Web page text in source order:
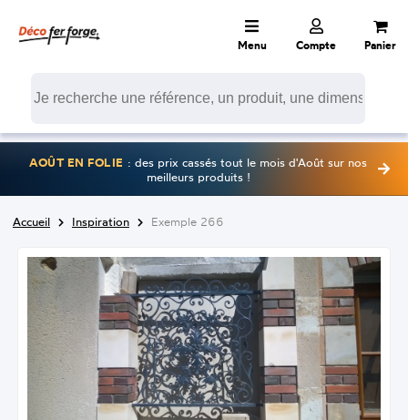
Menu Compte Panier
AOÛT EN FOLIE : des prix cassés tout le mois d'Août sur nos
meilleurs produits !
Accueil Inspiration Exemple 266